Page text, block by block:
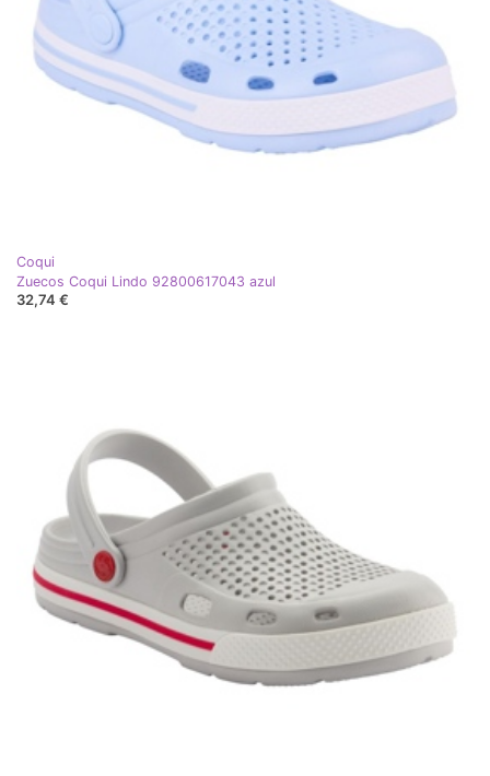
Coqui
Zuecos Coqui Lindo 92800617043 azul
32,74 €